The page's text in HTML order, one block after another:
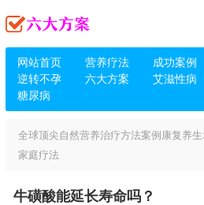
网站首页 营养疗法 成功案例
逆转不孕
六大方案 艾滋性病
糖尿病
全球顶尖自然营养治疗方法案例康复养
家庭疗法
牛磺酸能延长寿命吗？